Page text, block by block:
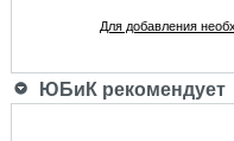
Для добавления
ЮБиК рекомендует